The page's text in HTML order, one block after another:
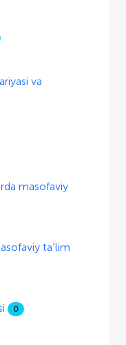
va
masofaviy
ta’lim
0